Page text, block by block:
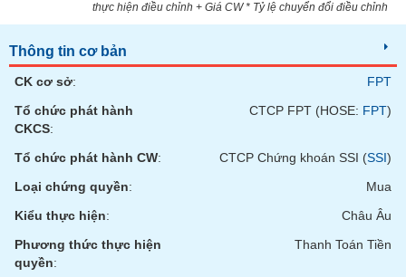
thực hiện điều chỉnh + Giá CW * Tỷ lệ chuyển đổi điều chỉnh
Thông tin cơ bản
CK cơ sở:
FPT
Tổ chức phát hành
CKCS:
CTCP FPT (HOSE: FPT)
Tổ chức phát hành CW: CTCP Chứng khoán SSI (SSI)
Loại chứng quyền:
Mua
Kiểu thực hiện:
Châu Âu
Phương thức thực hiện
quyền:
Thanh Toán Tiền
đầu
Truyền
tài
chính
Dữ